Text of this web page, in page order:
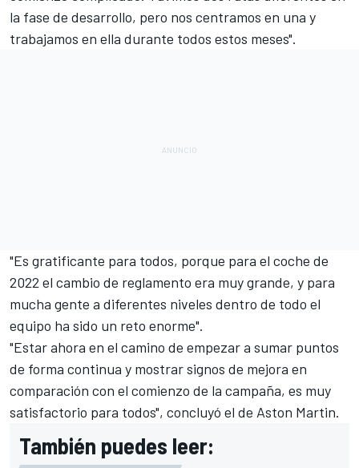
la fase de desarrollo, pero nos centramos en una y
trabajamos en ella durante todos estos meses".
"Es gratificante para todos, porque para el coche de
2022 el cambio de reglamento era muy grande, y para
mucha gente a diferentes niveles dentro de todo el
equipo ha sido un reto enorme".
"Estar ahora en el camino de empezar a sumar puntos
de forma continua y mostrar signos de mejora en
comparación con el comienzo de la campaña, es muy
satisfactorio para todos", concluyó el de Aston Martin.
También puedes leer: